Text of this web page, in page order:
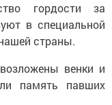
гордости за
в специальной
страны.
венки и
память павших